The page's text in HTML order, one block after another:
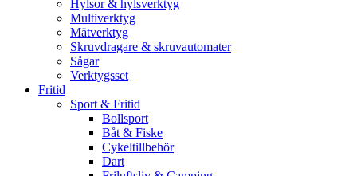
Hylsor & hylsverktyg
Multiverktyg
Mätverktyg
Skruvdragare & skruvautomater
Sågar
Verktygsset
Fritid
Sport & Fritid
Bollsport
Båt & Fiske
Cykeltillbehör
Dart